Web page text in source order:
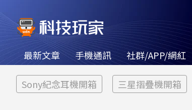
最新文章 手機通訊 社群/APP/網紅
Sony紀念耳機開箱 三星摺疊機開箱